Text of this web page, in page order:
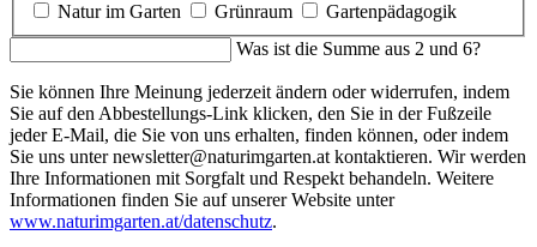
Natur im Garten
Grünraum
Gartenpädagogik
Was ist die Summe aus 2 und 6?
Sie können Ihre Meinung jederzeit ändern oder widerrufen, indem
Sie auf den Abbestellungs-Link klicken, den Sie in der Fußzeile
jeder E-Mail, die Sie von uns erhalten, finden können, oder indem
Sie uns unter newsletter@naturimgarten.at kontaktieren. Wir werden
Ihre Informationen mit Sorgfalt und Respekt behandeln. Weitere
Informationen finden Sie auf unserer Website unter
www.naturimgarten.at/datenschutz.